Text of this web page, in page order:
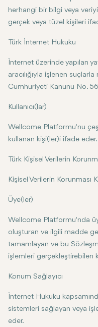
herhangi bir bilgi veya
gerçek veya tüzel kişileri
Türk İnternet Hukuku
İnternet üzerinde yapılan
aracılığıyla işlenen
Cumhuriyeti Kanunu No.
Kullanıcı(lar)
Wellcome Platformu'nu
kullanan kişi(ler)i ifade eder.
Türk Kişisel Verilerin
Kişisel Verilerin
Üye(ler)
Wellcome Platformu'nda
oluşturan ve ilgili madde
tamamlayan ve bu
işlemleri gerçekleştirebilen
Konum Sağlayıcı
İnternet Hukuku
sistemleri sağlayan veya
eder.